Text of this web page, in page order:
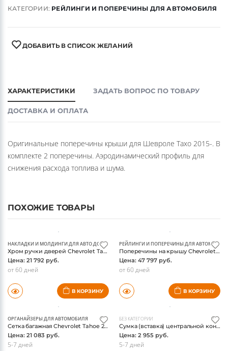
КАТЕГОРИИ: РЕЙЛИНГИ И ПОПЕРЕЧИНЫ ДЛЯ АВТОМОБИЛЯ
ДОБАВИТЬ В СПИСОК ЖЕЛАНИЙ
ХАРАКТЕРИСТИКИ ЗАДАТЬ ВОПРОС ПО ТОВАРУ
ДОСТАВКА И ОПЛАТА
Оригинальные поперечины крыши для Шевроле Тахо 2015-. В
комплекте 2 поперечины. Аэродинамический профиль для
снижения расхода топлива и шума.
ПОХОЖИЕ ТОВАРЫ
НАКЛАДКИ И МОЛДИНГИ ДЛЯ АВТОДООСНАЩЕНИЕ АВТОМОБИЛЯ
Хром ручки дверей Chevrolet Tahoe 2015-, оригинал, комплект
Цена: 21 792 руб.
от 60 дней
В КОРЗИНУ
РЕЙЛИНГИ И ПОПЕРЕЧИНЫ ДЛЯ
Поперечины на крышу Chevrolet Tahoe 2015-, оригинал
Цена: 47 797 руб.
от 60 дней
В КОРЗИНУ
ОРГАНАЙЗЕРЫ ДЛЯ АВТОМОБИЛЯ
Сетка багажная Chevrolet Tahoe 2015-, оригинал
Цена: 21 083 руб.
5-7 дней
БЕЗ КАТЕГОРИИ
Сумка (вставка) центральной консоли Chevrolet Tahoe 2015-, оригинал
Цена: 2 955 руб.
5-7 дней